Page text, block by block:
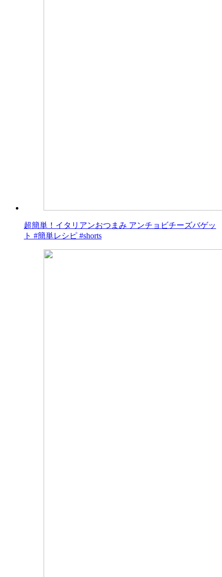
超簡単！イタリアンおつまみ アンチョビチーズバゲッ
ト #簡単レシピ #shorts